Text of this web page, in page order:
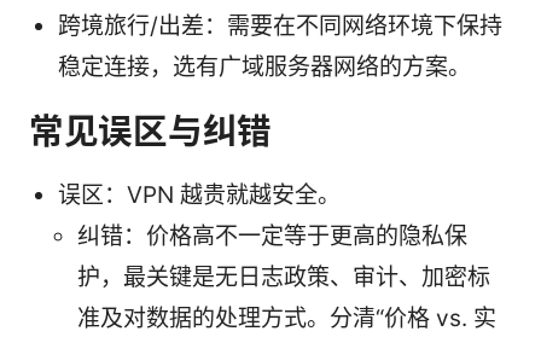
跨境旅行/出差：需要在不同网络环境下保持
稳定连接，选有广域服务器网络的方案。
常见误区与纠错
误区：VPN 越贵就越安全。
纠错：价格高不一定等于更高的隐私保
护，最关键是无日志政策、审计、加密标
准及对数据的处理方式。分清“价格 vs. 实